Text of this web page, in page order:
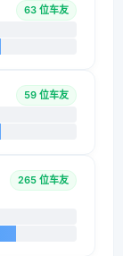
63 位车友
59 位车友
265 位车友